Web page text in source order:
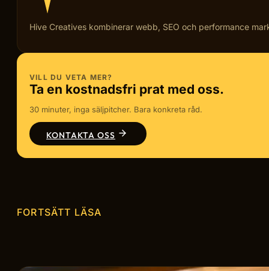
Hive Creatives kombinerar webb, SEO och performance
VILL DU VETA MER?
Ta en kostnadsfri prat med oss.
30 minuter, inga säljpitcher. Bara konkreta råd.
KONTAKTA OSS
FORTSÄTT LÄSA